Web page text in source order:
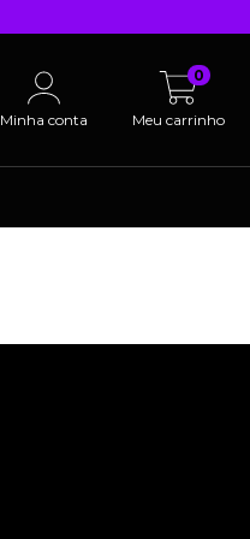
Minha conta Meu carrinho
0